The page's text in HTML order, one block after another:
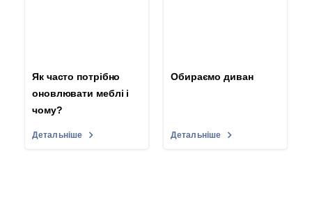
Як часто потрібно
оновлювати меблі і
чому?
Детальніше
Обираємо диван
Детальніше